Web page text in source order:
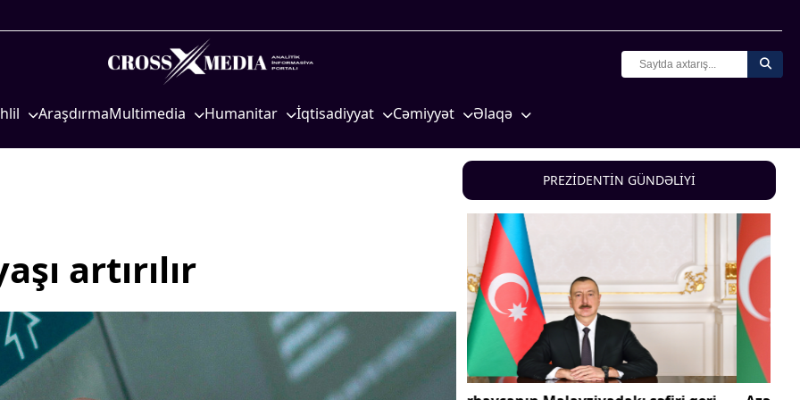
AraşdırmaMultimedia Humanitar İqtisadiyyat
Telekommunikasiya və
nəqliyyat
COP29
Cəmiyyət
Məhkəmə və hüquq
Gənclər və İdman
Media və QHT
Hadisə
Sağlamlıq
Əlaqə
artırılır
PREZİDENTİN GÜNDƏLİYİ